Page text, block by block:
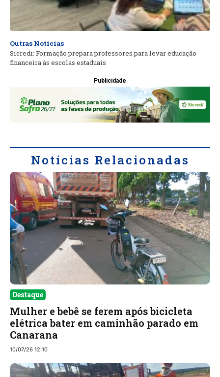
Outras Notícias
Sicredi: Formação prepara professores para levar educação
financeira às escolas estaduais
Publicidade
Notícias Relacionadas
Destaque
Mulher e bebê se ferem após bicicleta
elétrica bater em caminhão parado em
Canarana
10/07/26 12:10